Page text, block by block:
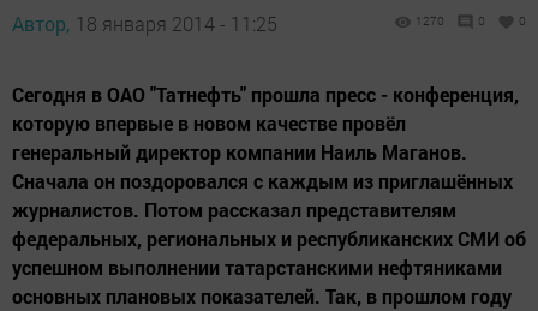
Автор, 18 января 2014 - 11:25 1270 0 0
Сегодня в ОАО "Татнефть" прошла пресс - конференция,
которую впервые в новом качестве провёл
генеральный директор компании Наиль Маганов.
Сначала он поздоровался с каждым из приглашённых
журналистов. Потом рассказал представителям
федеральных, региональных и республиканских СМИ об
успешном выполнении татарстанскими нефтяниками
основных плановых показателей. Так, в прошлом году